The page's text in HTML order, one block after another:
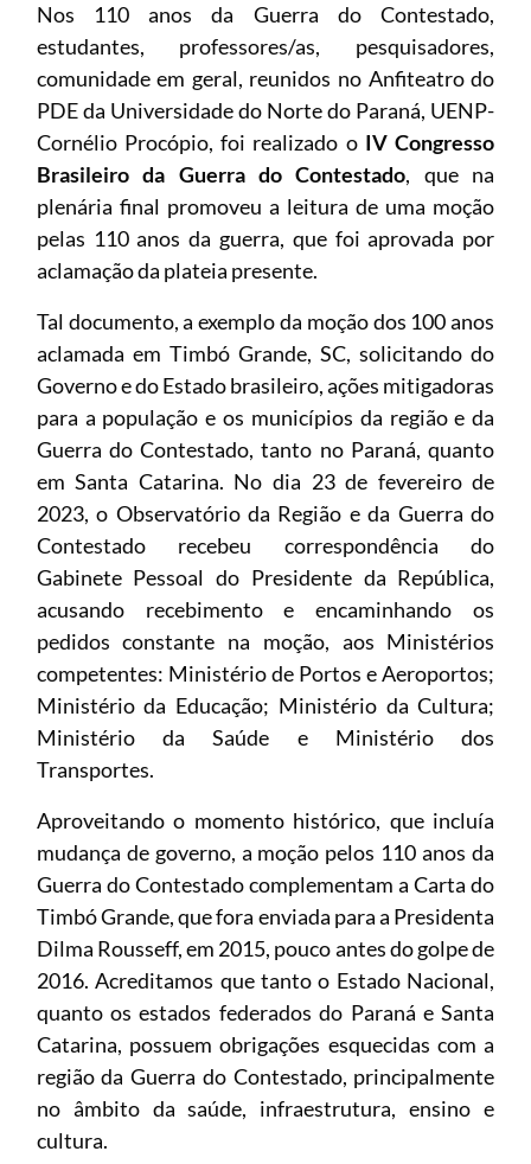
Nos 110 anos da Guerra do Contestado,
estudantes, professores/as, pesquisadores,
comunidade em geral, reunidos no Anfiteatro do
PDE da Universidade do Norte do Paraná, UENP-
Cornélio Procópio, foi realizado o IV Congresso
Brasileiro da Guerra do Contestado, que na
plenária final promoveu a leitura de uma moção
pelas 110 anos da guerra, que foi aprovada por
aclamação da plateia presente.
Tal documento, a exemplo da moção dos 100 anos
aclamada em Timbó Grande, SC, solicitando do
Governo e do Estado brasileiro, ações mitigadoras
para a população e os municípios da região e da
Guerra do Contestado, tanto no Paraná, quanto
em Santa Catarina. No dia 23 de fevereiro de
2023, o Observatório da Região e da Guerra do
Contestado recebeu correspondência do
Gabinete Pessoal do Presidente da República,
acusando recebimento e encaminhando os
pedidos constante na moção, aos Ministérios
competentes: Ministério de Portos e Aeroportos;
Ministério da Educação; Ministério da Cultura;
Ministério da Saúde e Ministério dos
Transportes.
Aproveitando o momento histórico, que incluía
mudança de governo, a moção pelos 110 anos da
Guerra do Contestado complementam a Carta do
Timbó Grande, que fora enviada para a Presidenta
Dilma Rousseff, em 2015, pouco antes do golpe de
2016. Acreditamos que tanto o Estado Nacional,
quanto os estados federados do Paraná e Santa
Catarina, possuem obrigações esquecidas com a
região da Guerra do Contestado, principalmente
no âmbito da saúde, infraestrutura, ensino e
cultura.